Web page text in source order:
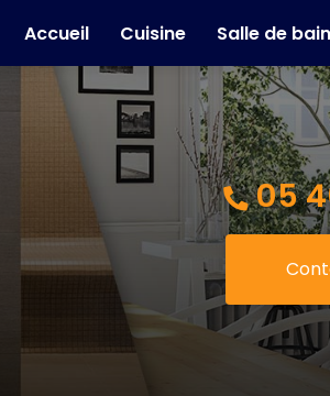
Accueil
Cuisine Salle de bain
05